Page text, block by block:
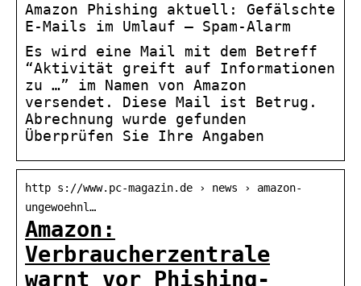
Amazon Phishing aktuell: Gefälschte
E-Mails im Umlauf – Spam-Alarm
Es wird eine Mail mit dem Betreff
“Aktivität greift auf Informationen
zu …” im Namen von Amazon
versendet. Diese Mail ist Betrug.
Abrechnung wurde gefunden
Überprüfen Sie Ihre Angaben
http s://www.pc-magazin.de › news › amazon-
ungewoehnl…
Amazon:
Verbraucherzentrale
warnt vor Phishing-